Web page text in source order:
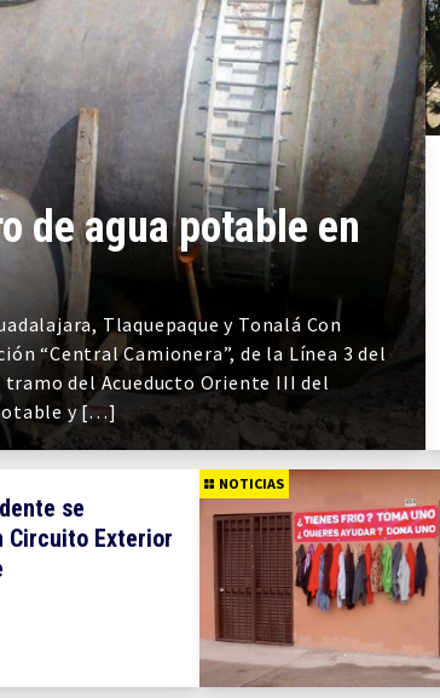
de agua potable en
Tlaquepaque y Tonalá Con
“Central Camionera”, de la Línea 3 del
tramo del Acueducto Oriente III del
y […]
se
Circuito Exterior
NOTICIAS